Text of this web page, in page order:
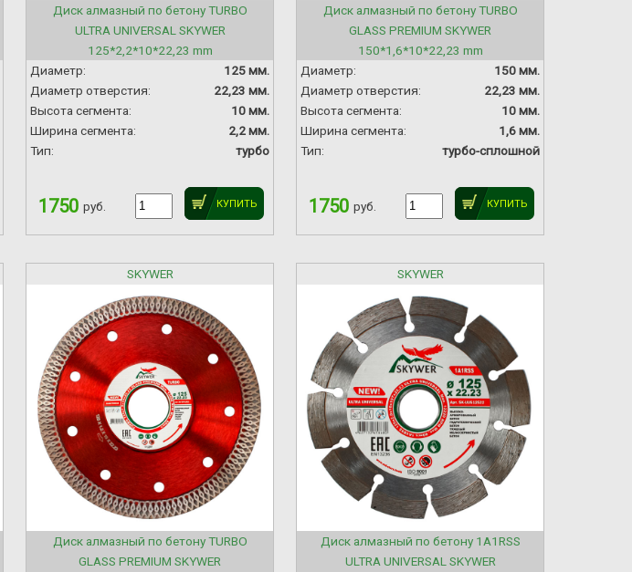
Диск алмазный по бетону TURBO
ULTRA UNIVERSAL SKYWER
125*2,2*10*22,23 mm
Диаметр:
125 мм.
Диаметр отверстия:
22,23 мм.
Высота сегмента:
10 мм.
Ширина сегмента:
2,2 мм.
Тип:
турбо
1750 руб. КУПИТЬ
Диск алмазный по бетону TURBO
GLASS PREMIUM SKYWER
150*1,6*10*22,23 mm
Диаметр:
150 мм.
Диаметр отверстия:
22,23 мм.
Высота сегмента:
10 мм.
Ширина сегмента:
1,6 мм.
Тип:
турбо-сплошной
1750 руб. КУПИТЬ
SKYWER
Диск алмазный по бетону TURBO
GLASS PREMIUM SKYWER
SKYWER
Диск алмазный по бетону 1A1RSS
ULTRA UNIVERSAL SKYWER